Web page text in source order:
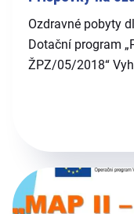
Ozdravné pobyty
Dotační program
ŽPZ/05/2018“